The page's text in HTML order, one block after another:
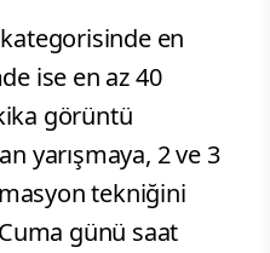
kategorisinde en
ise en az 40
görüntü
yarışmaya, 2 ve 3
tekniğini
günü saat